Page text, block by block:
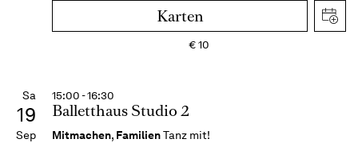
Karten
€10
Sa
19
Sep
15:00 - 16:30
Balletthaus Studio 2
Mitmachen, FamilienTanz mit!